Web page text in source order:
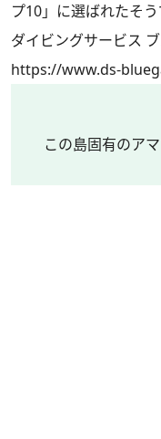
プ10」に選ばれたそう
ダイビングサービス
https://www.ds-
この島固有のア